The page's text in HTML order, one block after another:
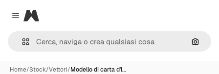
Close menu
Magnific
Cerca
Home/Stock/Vettori/Modello di carta d'i…